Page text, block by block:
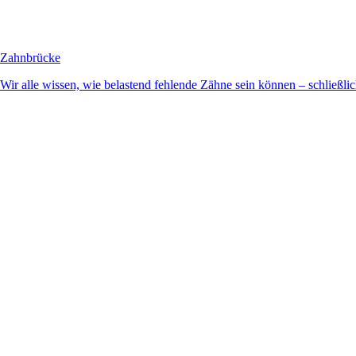
Zahnbrücke
Wir alle wissen, wie belastend fehlende Zähne sein können –